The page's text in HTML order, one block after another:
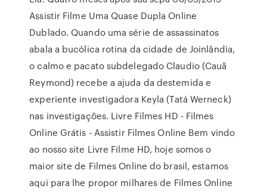
Assistir Filme Uma Quase Dupla Online
Dublado. Quando uma série de assassinatos
abala a bucólica rotina da cidade de Joinlândia,
o calmo e pacato subdelegado Claudio (Cauã
Reymond) recebe a ajuda da destemida e
experiente investigadora Keyla (Tatá Werneck)
nas investigações. Livre Filmes HD - Filmes
Online Grátis - Assistir Filmes Online Bem vindo
ao nosso site Livre Filme HD, hoje somos o
maior site de Filmes Online do brasil, estamos
aqui para lhe propor milhares de Filmes Online